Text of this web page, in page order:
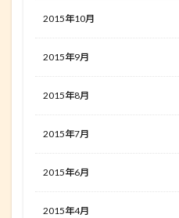
2015年10月
2015年9月
2015年8月
2015年7月
2015年6月
2015年4月